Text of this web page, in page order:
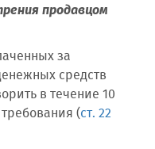
продавцом
за
средств
в течение 10
(ст. 22